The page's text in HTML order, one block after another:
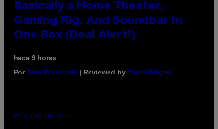
Basically a Home Theater,
Gaming Rig, And Soundbar In
One Box (Deal Alert!)
hace 9 horas
Por Sam Watanuki | Reviewed by Ysolt Usigan
MAHA HAQ FOR VICE